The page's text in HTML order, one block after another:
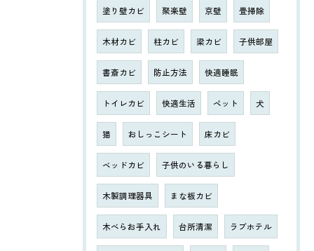
塗り壁カビ 聚楽壁 京壁 畳掃除
木材カビ 柱カビ 梁カビ 子供部屋
書斎カビ 防止方法 快適睡眠
トイレカビ 快適生活 ペット 犬
猫 おしっこシート 床カビ
ベッドカビ 子供のいる暮らし
木製調理器具 まな板カビ
木べらお手入れ 台所清潔 ラブホテル